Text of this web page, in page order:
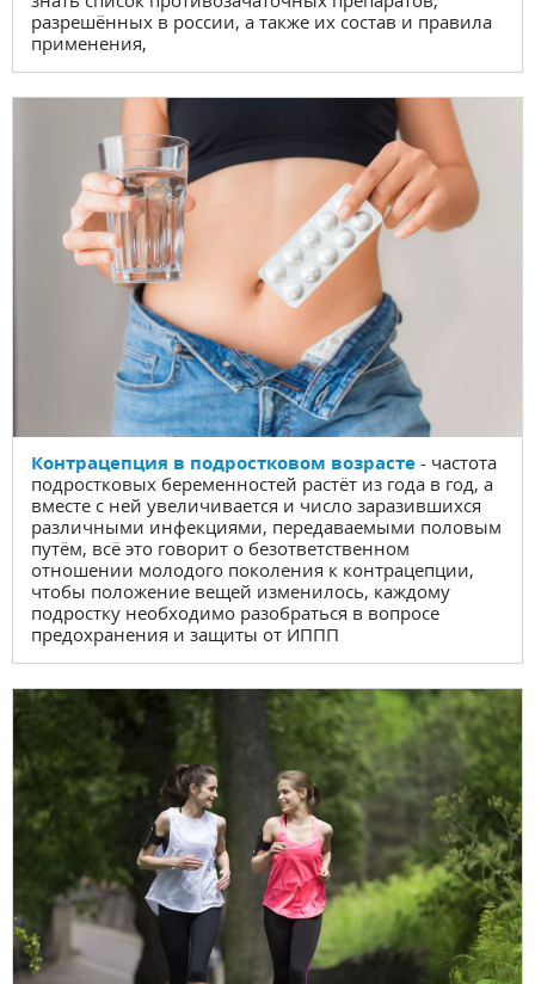
разрешённых в россии, а также их состав и правила
применения,
Контрацепция в подростковом возрасте - частота
подростковых беременностей растёт из года в год, а
вместе с ней увеличивается и число заразившихся
различными инфекциями, передаваемыми половым
путём, всё это говорит о безответственном
отношении молодого поколения к контрацепции,
чтобы положение вещей изменилось, каждому
подростку необходимо разобраться в вопросе
предохранения и защиты от ИППП